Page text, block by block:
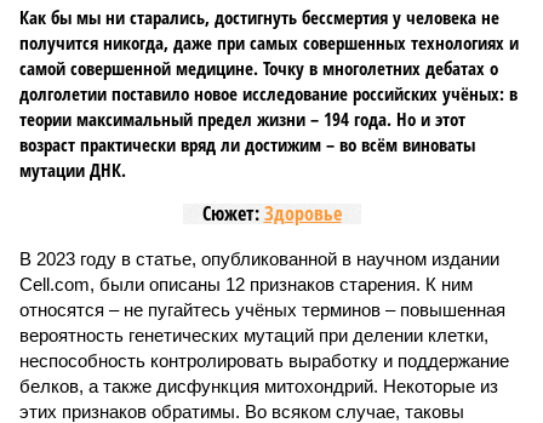
Как бы мы ни старались, достигнуть бессмертия у человека не
получится никогда, даже при самых совершенных технологиях и
самой совершенной медицине. Точку в многолетних дебатах о
долголетии поставило новое исследование российских учёных: в
теории максимальный предел жизни – 194 года. Но и этот
возраст практически вряд ли достижим – во всём виноваты
мутации ДНК.
Сюжет:Здоровье
В 2023 году в статье, опубликованной в научном издании
Cell.com, были описаны 12 признаков старения. К ним
относятся – не пугайтесь учёных терминов – повышенная
вероятность генетических мутаций при делении клетки,
неспособность контролировать выработку и поддержание
белков, а также дисфункция митохондрий. Некоторые из
этих признаков обратимы. Во всяком случае, таковы